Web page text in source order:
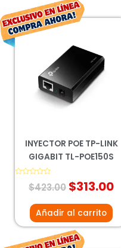
INYECTOR POE TP-LINK
GIGABIT TL-POE150S
Valorado
$423.00
El
original
era:
$423.00.
$313.00
Añadir al carrito